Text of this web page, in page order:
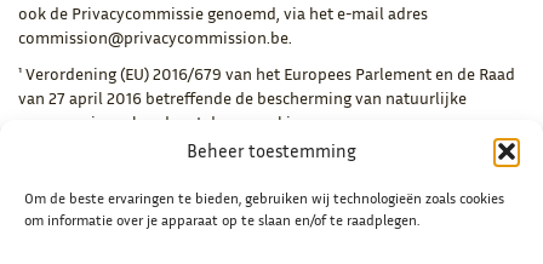
Beheer toestemming
Om de beste ervaringen te bieden, gebruiken wij technologieën zoals cookies
om informatie over je apparaat op te slaan en/of te raadplegen.
ook de Privacycommissie genoemd, via het e-mail adres
commission@privacycommission.be.
¹ Verordening (EU) 2016/679 van het Europees Parlement en de Raad
van 27 april 2016 betreffende de bescherming van natuurlijke
personen in verband met de verwerking van persoonsgegevens en
betreffende het vrije verkeer van deze gegevens.